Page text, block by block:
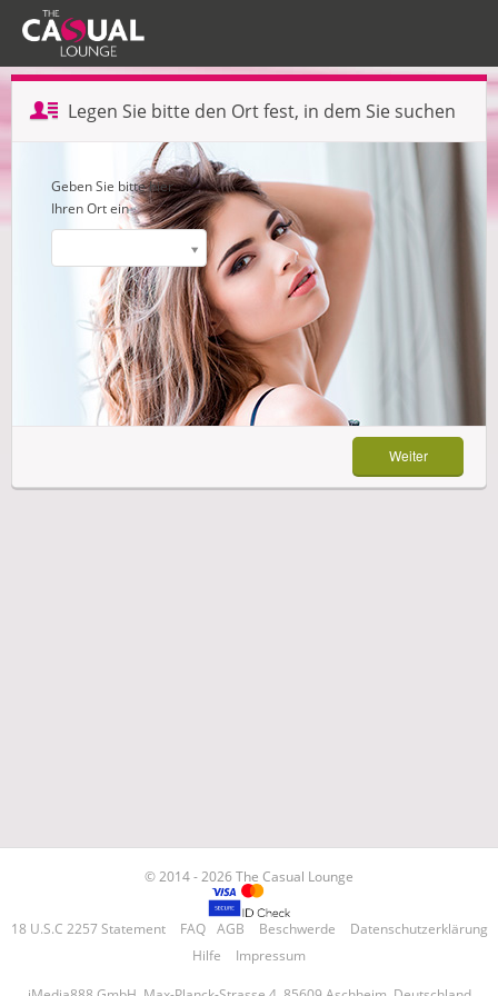
Profil erstellen — Schritt 1 von 3
Legen Sie bitte den Ort fest, in dem Sie suchen
Weiter
Geben Sie bitte hier
Ihren Ort ein
Weiter
© 2014 - 2026 The Casual Lounge
18 U.S.C 2257 Statement FAQ AGB Beschwerde
Datenschutzerklärung
Hilfe
Impressum